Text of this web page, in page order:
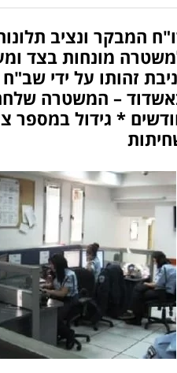
המבקר ונציב
מונחות בצד
זהותו על ידי
* גידול במספר